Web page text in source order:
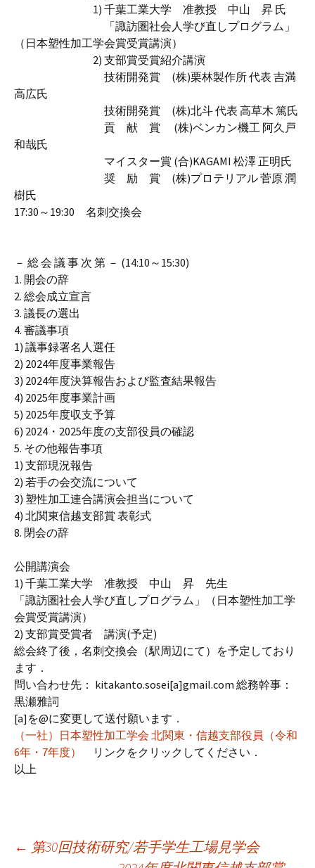
1) 千葉工業大学 准教授 中山 昇 氏
「諏訪圏社会人学び直しプログラム」
（日本塑性加工学会賞受賞講演）
2) 支部賞受賞紹介講演
技術開発賞 (株)栗林製作所 代表 吉満
高広氏
技術開発賞 (株)北斗 代表 高草木 篤氏
貢 献 賞 (株)ベンカン機工 阿久戸
和哉氏
マイスター賞 (合)KAGAMI 松澤 正明氏
奨 励 賞 (株)プロテリアル 菅原 潤
樹氏
17:30～19:30 名刺交換会
－ 総 会 議 事 次 第 － (14:10～15:30)
1. 開会の辞
2. 総会成立宣言
3. 議長の選出
4. 審議事項
1) 議事録署名人選任
2) 2024年度事業報告
3) 2024年度決算報告および監査結果報告
4) 2025年度事業計画
5) 2025年度収支予算
6) 2024・2025年度の支部役員の確認
5. その他報告事項
1) 支部現況報告
2) 若手の会交流について
3) 塑性加工連合講演会担当について
4) 北関東信越支部賞 表彰式
8. 閉会の辞
公開講演会
1) 千葉工業大学 准教授 中山 昇 先生
「諏訪圏社会人学び直しプログラム」（日本塑性加工学
会賞受賞講演）
2) 支部賞受賞者 講演(予定)
総会終了後，名刺交換会（駅周辺にて）を予定しており
ます．
問い合わせ先： kitakanto.sosei[a]gmail.com 総務幹事：
黒瀬雅詞
[a]を@に変更して送付願います．
（一社）日本塑性加工学会 北関東・信越支部役員（令和
6年・7年度）
リンクをクリックしてください．
以上
← 第30回技術研究/若手学生工場見学会